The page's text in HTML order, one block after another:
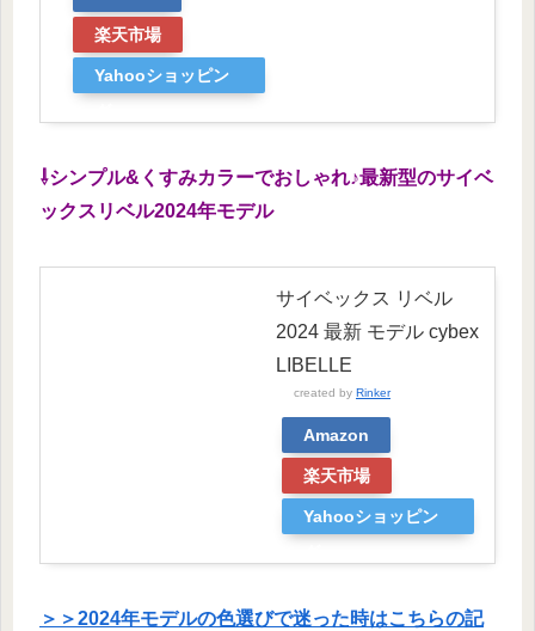
楽天市場
Yahooショッピン
⇩シンプル&くすみカラーでおしゃれ♪最新型のサイベ
ックスリベル2024年モデル
サイベックス リベル
2024 最新 モデル cybex
LIBELLE
created by Rinker
Amazon
楽天市場
Yahooショッピン
＞＞2024年モデルの色選びで迷った時はこちらの記